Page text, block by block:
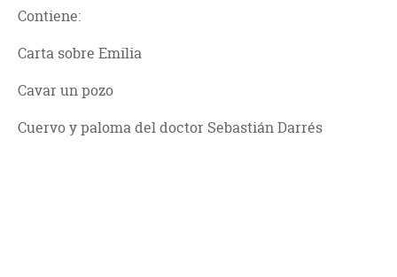
Contiene:
Carta sobre Emilia
Cavar un pozo
Cuervo y paloma del doctor Sebastián Darrés